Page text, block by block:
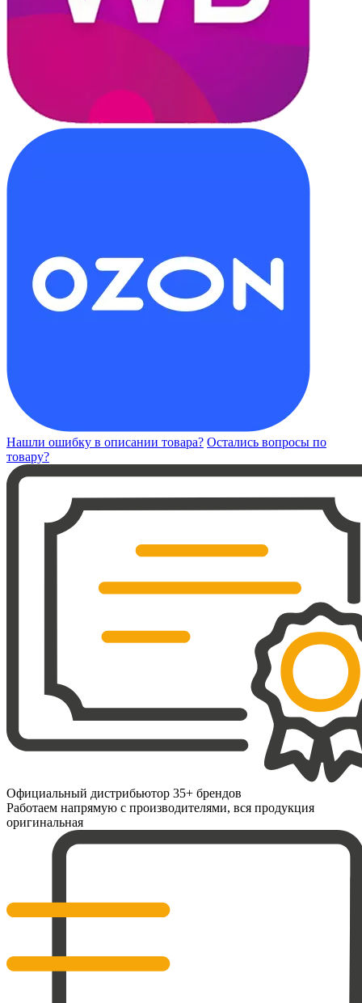
Нашли ошибку в описании товара? Остались вопросы по
товару?
Официальный дистрибьютор 35+ брендов
Работаем напрямую с производителями, вся продукция
оригинальная